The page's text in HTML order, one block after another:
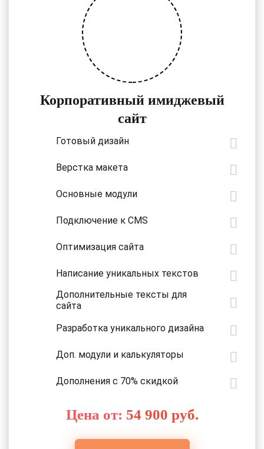
Корпоративный имиджевый
сайт
Готовый дизайн
Верстка макета
Основные модули
Подключение к CMS
Оптимизация сайта
Написание уникальных текстов
Дополнительные тексты для
сайта
Разработка уникального дизайна
Доп. модули и калькуляторы
Дополнения с 70% скидкой
Цена от: 54 900 руб.